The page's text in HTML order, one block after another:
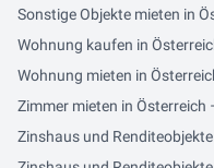
Sonstige Objekte mieten in
Wohnung kaufen in
Wohnung mieten in
Zimmer mieten in Österreich
Zinshaus und